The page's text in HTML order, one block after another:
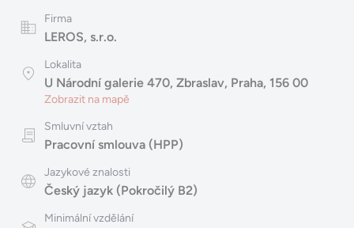
Firma
LEROS, s.r.o.
Lokalita
U Národní galerie 470, Zbraslav, Praha, 156 00
Zobrazit na mapě
Smluvní vztah
Pracovní smlouva (HPP)
Jazykové znalosti
Český jazyk (Pokročilý B2)
Minimální vzdělání